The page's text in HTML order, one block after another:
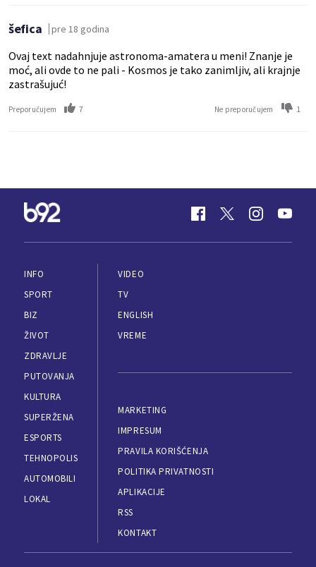
šefica pre 18 godina
Ovaj text nadahnjuje astronoma-amatera u meni! Znanje je
moć, ali ovde to ne pali - Kosmos je tako zanimljiv, ali krajnje
zastrašujuć!
Preporučujem 7 Ne preporučujem 1
INFO
SPORT
BIZ
ŽIVOT
ZDRAVLJE
PUTOVANJA
KULTURA
SUPERŽENA
ESPORTS
TEHNOPOLIS
AUTOMOBILI
LOKAL
VIDEO
TV
ENGLISH
VREME
MARKETING
IMPRESUM
PRAVILA KORIŠĆENJA
POLITIKA PRIVATNOSTI
APLIKACIJE
RSS
KONTAKT